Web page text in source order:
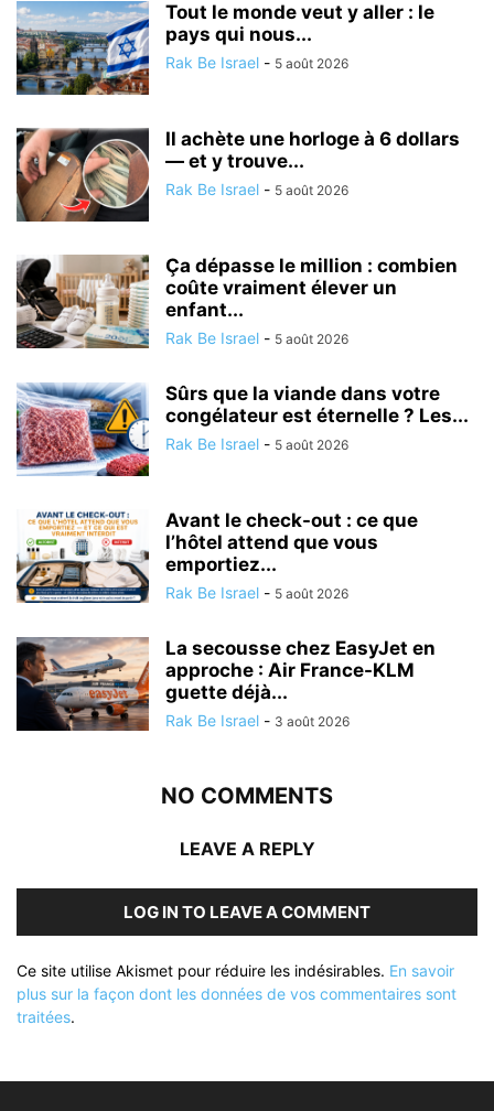
Tout le monde veut y aller : le
pays qui nous...
Rak Be Israel - 5 août 2026
Il achète une horloge à 6 dollars
— et y trouve...
Rak Be Israel - 5 août 2026
Ça dépasse le million : combien
coûte vraiment élever un
enfant...
Rak Be Israel - 5 août 2026
Sûrs que la viande dans votre
congélateur est éternelle ? Les...
Rak Be Israel - 5 août 2026
Avant le check-out : ce que
l’hôtel attend que vous
emportiez...
Rak Be Israel - 5 août 2026
La secousse chez EasyJet en
approche : Air France-KLM
guette déjà...
Rak Be Israel - 3 août 2026
NO COMMENTS
LEAVE A REPLY
LOG IN TO LEAVE A COMMENT
Ce site utilise Akismet pour réduire les indésirables. En savoir
plus sur la façon dont les données de vos commentaires sont
traitées.